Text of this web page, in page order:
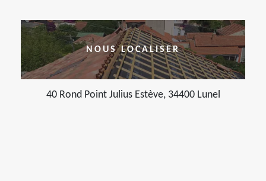
NOUS LOCALISER
40 Rond Point Julius Estève, 34400 Lunel